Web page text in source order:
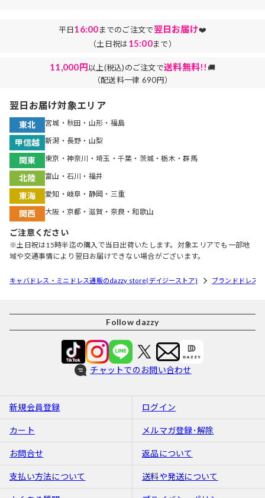
平日16:00までのご注文で翌日お届け❤️
（土日祝は15:00まで）
11,000円以上(税込)のご注文で送料無料!!🚚
（配送料一律 690円）
翌日お届け対象エリア
東北 宮城・秋田・山形・福島
甲信越 新潟・長野・山梨
関東 東京・神奈川・埼玉・千葉・茨城・栃木・群馬
北陸 富山・石川・福井
東海 愛知・岐阜・静岡・三重
関西 大阪・京都・滋賀・奈良・和歌山
ご注意ください
※土日祝は15時半迄の購入で当日出荷いたします。対象エリアでも一部地
域や交通事情により翌日お届けできない場合がございます。
キャバドレス・ミニドレス通販のdazzy store(デイジーストア) ブランドドレス
Follow dazzy
チャットでのお問い合わせ
新規会員登録 ログイン
カート メルマガ登録･解除
お問合せ 返品について
支払い方法について 送料や発送について